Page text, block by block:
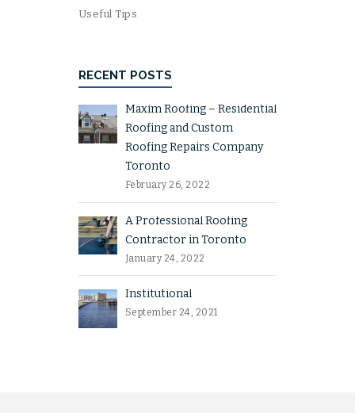
Useful Tips
RECENT POSTS
Maxim Roofing – Residential
Roofing and Custom
Roofing Repairs Company
Toronto
February 26, 2022
A Professional Roofing
Contractor in Toronto
January 24, 2022
Institutional
September 24, 2021